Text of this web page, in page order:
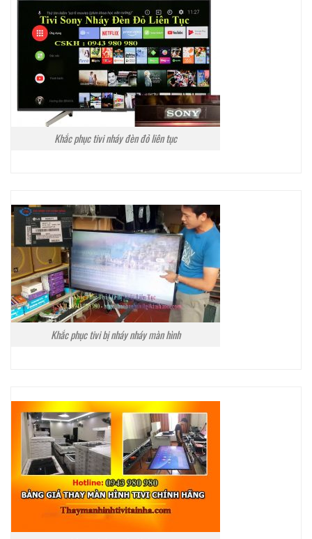
Khắc phục tivi nháy đèn đỏ liên tục
Khắc phục tivi bị nháy nháy màn hình